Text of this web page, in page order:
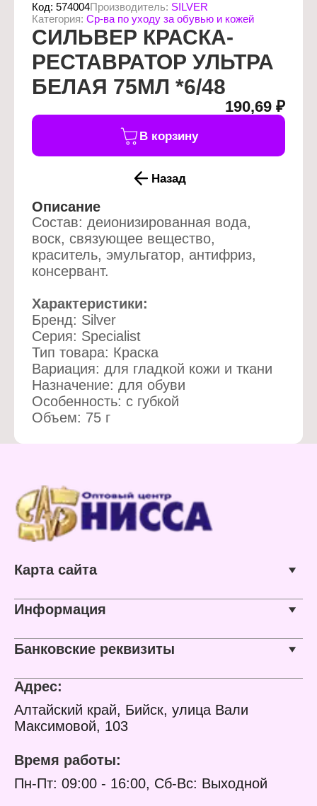
Код: 574004Производитель: SILVER
Категория: Ср-ва по уходу за обувью и кожей
СИЛЬВЕР КРАСКА-
РЕСТАВРАТОР УЛЬТРА
БЕЛАЯ 75МЛ *6/48
Описание
Состав: деионизированная вода,
воск, связующее вещество,
краситель, эмульгатор, антифриз,
консервант.
Характеристики:
Бренд: Silver
Серия: Specialist
Тип товара: Краска
Вариация: для гладкой кожи и ткани
Назначение: для обуви
Особенность: с губкой
Объем: 75 г
190,69 ₽
Назад
В корзину
Карта сайта
Информация
Банковские реквизиты
Адрес:
Алтайский край, Бийск, улица Вали
Максимовой, 103
Время работы:
Пн-Пт: 09:00 - 16:00, Сб-Вс: Выходной